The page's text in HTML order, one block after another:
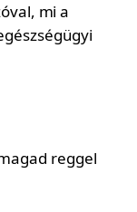
mi a
reggel